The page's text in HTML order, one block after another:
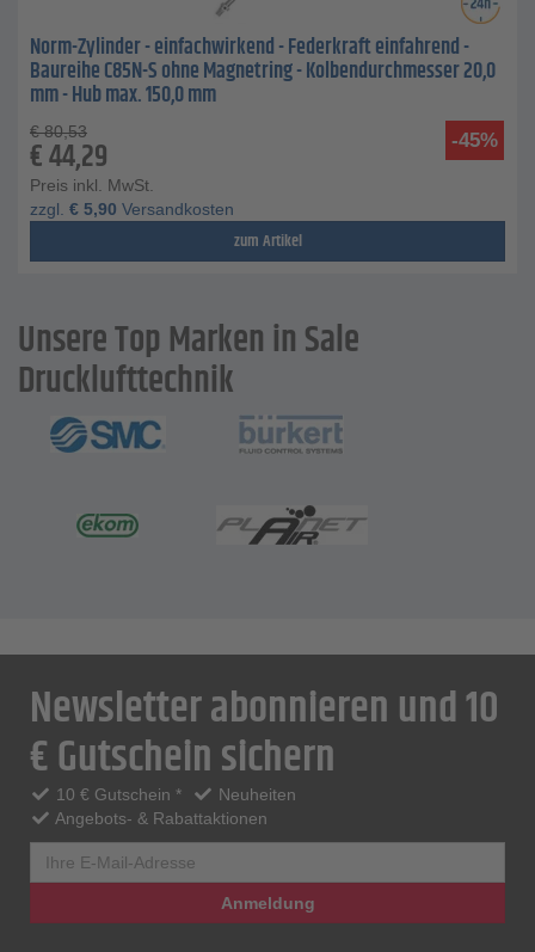
Norm-Zylinder - einfachwirkend - Federkraft einfahrend -
Baureihe C85N-S ohne Magnetring - Kolbendurchmesser 20,0
mm - Hub max. 150,0 mm
-45%
€ 80,53
€44,29
Preis inkl. MwSt.
zzgl. € 5,90 Versandkosten
zum Artikel
Unsere Top Marken in Sale
Drucklufttechnik
Newsletter abonnieren und 10
€ Gutschein sichern
10 € Gutschein *
Neuheiten
Angebots- & Rabattaktionen
Anmeldung